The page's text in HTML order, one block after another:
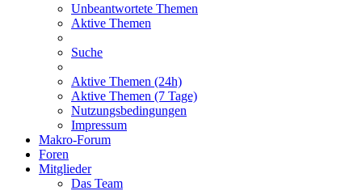
Unbeantwortete Themen
Aktive Themen
Suche
Aktive Themen (24h)
Aktive Themen (7 Tage)
Nutzungsbedingungen
Impressum
Makro-Forum
Foren
Mitglieder
Das Team